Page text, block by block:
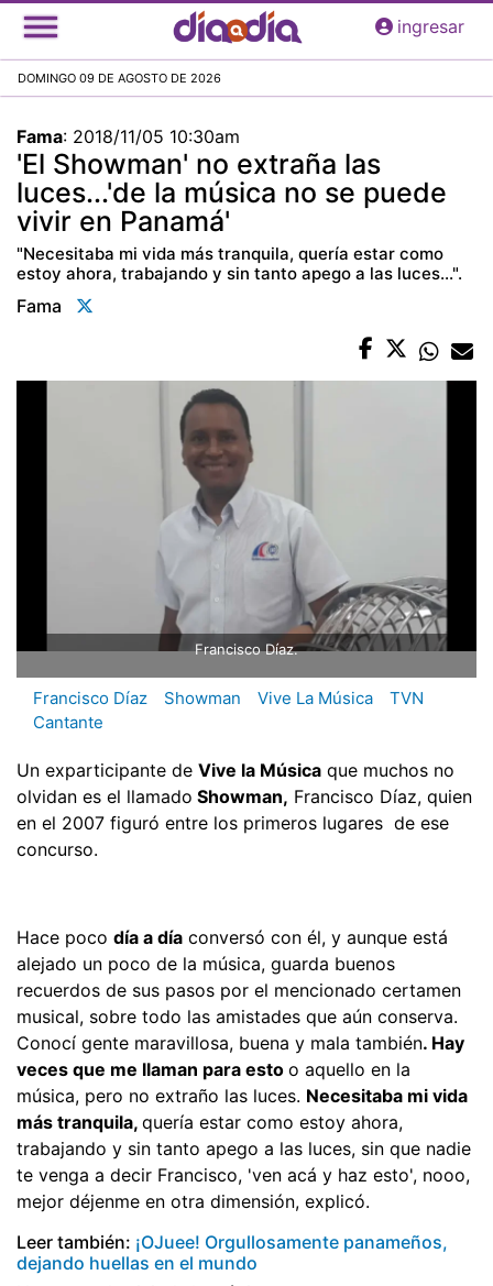
Pasar
al
principal
ingresar
DOMINGO 09 DE AGOSTO DE 2026
Fama: 2018/11/05 10:30am
'El Showman' no extraña las
luces...'de la música no se puede
vivir en Panamá'
"Necesitaba mi vida más tranquila, quería estar como
estoy ahora, trabajando y sin tanto apego a las luces...".
Fama
Francisco Díaz.
Francisco Díaz Showman Vive La Música
TVN
Cantante
Un exparticipante de Vive la Música que muchos no
olvidan es el llamado Showman, Francisco Díaz, quien
en el 2007 figuró entre los primeros lugares de ese
concurso.
Hace poco día a día conversó con él, y aunque está
alejado un poco de la música, guarda buenos
recuerdos de sus pasos por el mencionado certamen
musical, sobre todo las amistades que aún conserva.
Conocí gente maravillosa, buena y mala también. Hay
veces que me llaman para esto o aquello en la
música, pero no extraño las luces. Necesitaba mi vida
más tranquila, quería estar como estoy ahora,
trabajando y sin tanto apego a las luces, sin que nadie
te venga a decir Francisco, 'ven acá y haz esto', nooo,
mejor déjenme en otra dimensión, explicó.
Leer también: ¡OJuee! Orgullosamente panameños,
dejando huellas en el mundo